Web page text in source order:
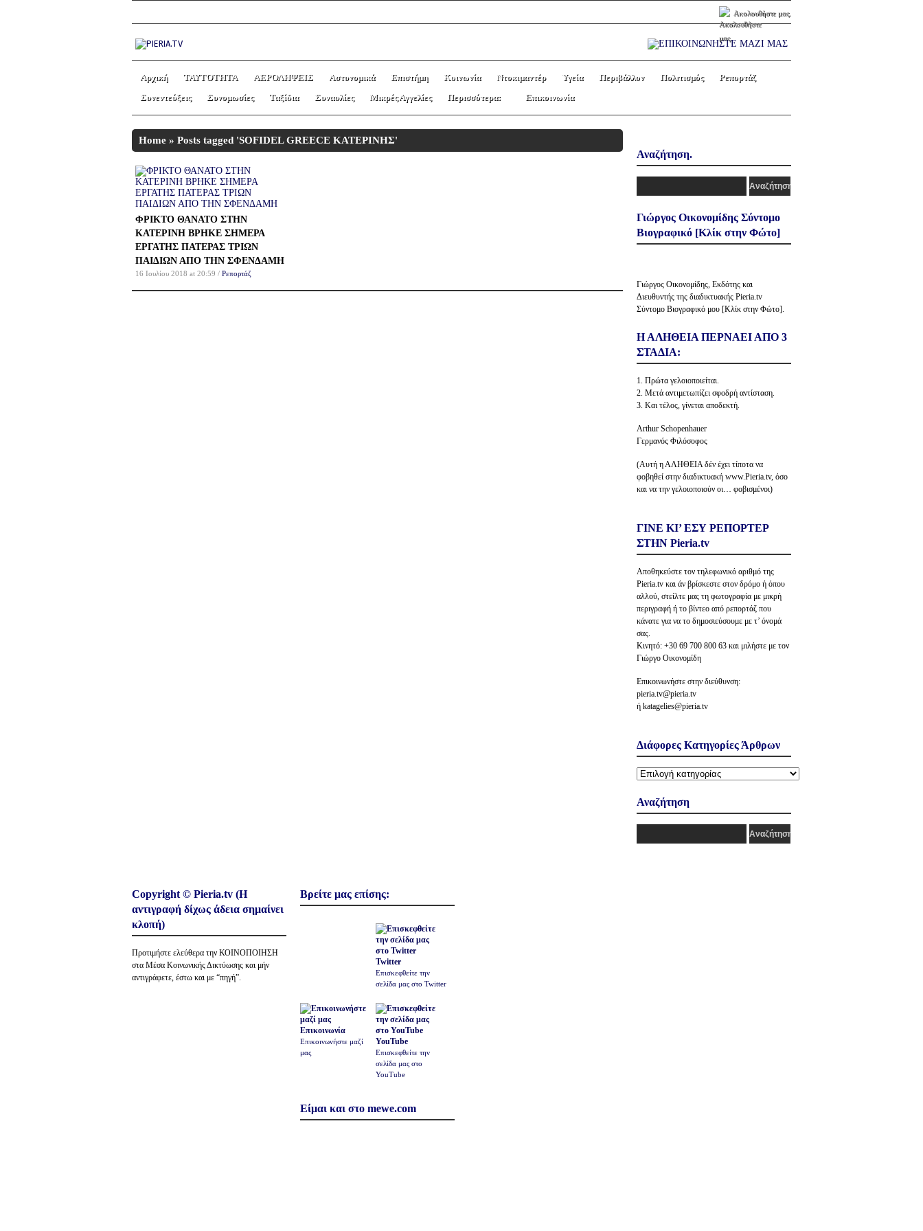
Ακολουθήστε μας.
Αρχική ΤΑΥΤΟΤΗΤΑ ΑΕΡΟΛΗΨΕΙΣ Αστυνομικά Επιστήμη Κοινωνία Ντοκιμαντέρ Υγεία Περιβάλλον Πολιτισμός
Ρεπορτάζ
Συνεντεύξεις
Συνομωσίες Ταξίδια Συναυλίες Μικρές Αγγελίες Περισσότερα: Επικοινωνία
Home » Posts tagged 'SOFIDEL GREECE ΚΑΤΕΡΙΝΗΣ'
ΦΡΙΚΤΟ ΘΑΝΑΤΟ ΣΤΗΝ
ΚΑΤΕΡΙΝΗ ΒΡΗΚΕ ΣΗΜΕΡΑ
ΕΡΓΑΤΗΣ ΠΑΤΕΡΑΣ ΤΡΙΩΝ
ΠΑΙΔΙΩΝ ΑΠΟ ΤΗΝ ΣΦΕΝΔΑΜΗ
16 Ιουλίου 2018 at 20:59 / Ρεπορτάζ
Αναζήτηση.
Γιώργος Οικονομίδης Σύντομο
Βιογραφικό [Κλίκ στην Φώτο]
Γιώργος Οικονομίδης, Εκδότης και
Διευθυντής της διαδικτυακής Pieria.tv
Σύντομο Βιογραφικό μου [Κλίκ στην Φώτο].
Η ΑΛΗΘΕΙΑ ΠΕΡΝΑΕΙ ΑΠΟ 3
ΣΤΑΔΙΑ:
1. Πρώτα γελοιοποιείται.
2. Μετά αντιμετωπίζει σφοδρή αντίσταση.
3. Και τέλος, γίνεται αποδεκτή.
Arthur Schopenhauer
Γερμανός Φιλόσοφος
(Αυτή η ΑΛΗΘΕΙΑ δέν έχει τίποτα να
φοβηθεί στην διαδικτυακή www.Pieria.tv, όσο
και να την γελοιοποιούν οι… φοβισμένοι)
ΓΙΝΕ ΚΙ’ ΕΣΥ ΡΕΠΟΡΤΕΡ
ΣΤΗΝ Pieria.tv
Αποθηκεύστε τον τηλεφωνικό αριθμό της
Pieria.tv και άν βρίσκεστε στον δρόμο ή όπου
αλλού, στείλτε μας τη φωτογραφία με μικρή
περιγραφή ή το βίντεο από ρεπορτάζ που
κάνατε για να το δημοσιεύσουμε με τ’ όνομά
σας.
Κινητό: +30 69 700 800 63 και μιλήστε με τον
Γιώργο Οικονομίδη
Επικοινωνήστε στην διεύθυνση:
pieria.tv@pieria.tv
ή katagelies@pieria.tv
Διάφορες Κατηγορίες Άρθρων
Διάφορες
Άρθρων
Αναζήτηση
Copyright © Pieria.tv (Η
αντιγραφή δίχως άδεια σημαίνει
κλοπή)
Προτιμήστε ελεύθερα την ΚΟΙΝΟΠΟΙΗΣΗ
στα Μέσα Κοινωνικής Δικτύωσης και μήν
αντιγράφετε, έστω και με “πηγή”.
Βρείτε μας επίσης:
Twitter
Επισκεφθείτε την
σελίδα μας στο Twitter
Επικοινωνία
Επικοινωνήστε μαζί
μας
YouTube
Επισκεφθείτε την
σελίδα μας στο
YouTube
Είμαι και στο mewe.com